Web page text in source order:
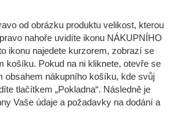
od obrázku produktu velikost, kterou
nahoře uvidíte ikonu NÁKUPNÍHO
ikonu najedete kurzorem, zobrazí se
košíku. Pokud na ni kliknete, otevře se
obsahem nákupního košíku, kde svůj
tlačítkem „Pokladna“. Následně je
Vaše údaje a požadavky na dodání a